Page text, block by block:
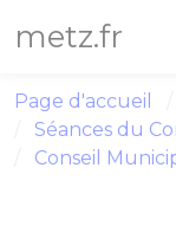
metz.fr
Page d'accueil
Séances du
Conseil